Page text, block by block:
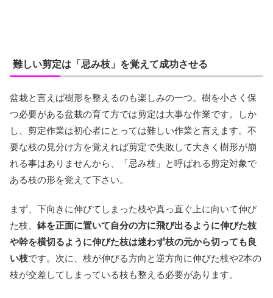
難しい剪定は「忌み枝」を覚えて成功させる
盆栽と言えば樹形を整えるのも楽しみの一つ。樹を小さく保
つ必要がある盆栽の育て方では剪定は大事な作業です。しか
し、剪定作業は初心者にとっては難しい作業と言えます。不
要な枝の見分け方を覚えれば剪定で失敗して大きく樹形が崩
れる事はありませんから、「忌み枝」と呼ばれる剪定対象で
ある枝の形を覚えて下さい。
まず、下向きに伸びてしまった枝や真っ直ぐ上に向いて伸び
た枝、 鉢を正面に置いて自分の方に飛び出るように伸びた枝
や幹を横切るように伸びた枝は迷わず枝の元から切っても良
い枝です。次に、枝が伸びる方向と逆方向に伸びた枝や2本の
枝が交差してしまっている枝も整える必要があります。